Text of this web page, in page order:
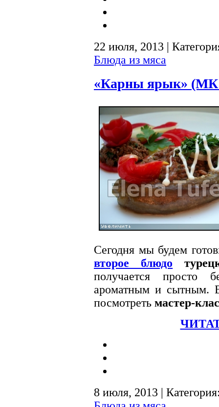
22 июля, 2013 |
Блюда из мяса
«Карны ярык» (МК
Сегодня мы будем
второе блюдо
получается просто
ароматным и сытным.
посмотреть мастер-
8 июля, 2013 |